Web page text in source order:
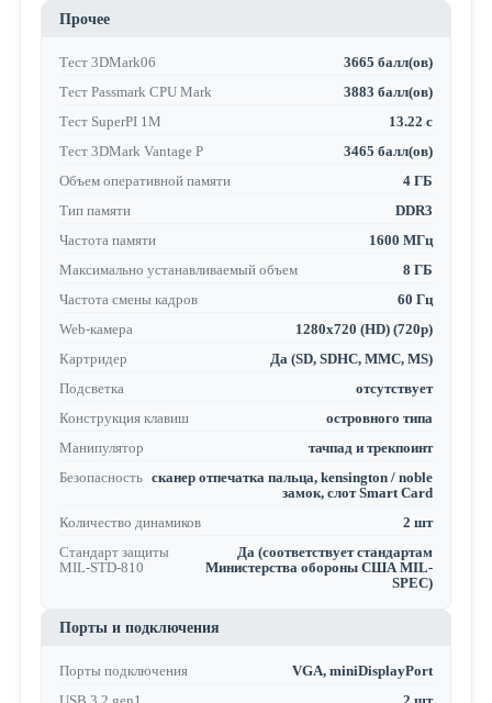
Прочее
Тест 3DMark06
3665 балл(ов)
Тест Passmark CPU Mark
3883 балл(ов)
Тест SuperPI 1M
13.22 с
Тест 3DMark Vantage P
3465 балл(ов)
Объем оперативной памяти
4 ГБ
Тип памяти
DDR3
Частота памяти
1600 МГц
Максимально устанавливаемый объем
8 ГБ
Частота смены кадров
60 Гц
Web-камера
1280x720 (HD) (720p)
Картридер
Да (SD, SDHC, MMC, MS)
Подсветка
отсутствует
Конструкция клавиш
островного типа
Манипулятор
тачпад и трекпоинт
Безопасность сканер отпечатка пальца, kensington / noble
замок, слот Smart Card
Количество динамиков
2 шт
Стандарт защиты
MIL-STD-810
Да (соответствует стандартам
Министерства обороны США MIL-
SPEC)
Порты и подключения
Порты подключения
VGA, miniDisplayPort